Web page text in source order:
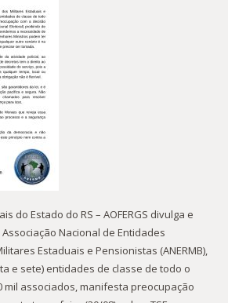
do Estado do RS – AOFERGS divulga e
Nacional de Entidades
Estaduais e Pensionistas (ANERMB),
e sete) entidades de classe de todo o
mil associados, manifesta preocupação